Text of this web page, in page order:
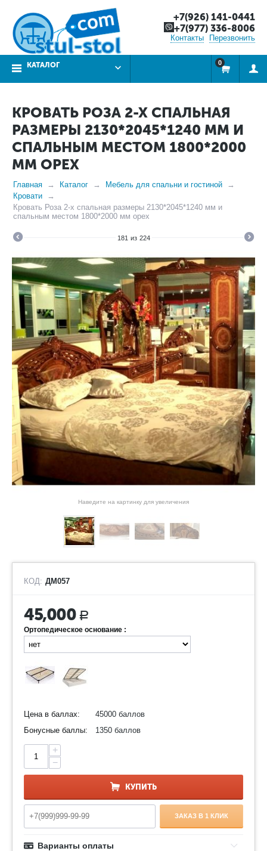
+7(926) 141-0441
+7(977) 336-8006
Контакты Перезвонить
КАТАЛОГ 0
КРОВАТЬ РОЗА 2-Х СПАЛЬНАЯ
РАЗМЕРЫ 2130*2045*1240 ММ И
СПАЛЬНЫМ МЕСТОМ 1800*2000
ММ ОРЕХ
Главная Каталог
Мебель для спальни и гостиной
Кровати
Кровать Роза 2-х спальная размеры 2130*2045*1240 мм и
спальным местом 1800*2000 мм орех
181 из 224
Наведите на картинку для увеличения
КОД: ДМ057
45,000 Р
Ортопедическое основание :
Цена в баллах:
45000 баллов
Бонусные баллы:
1350 баллов
+
−
КУПИТЬ
ЗАКАЗ В 1 КЛИК
Варианты оплаты